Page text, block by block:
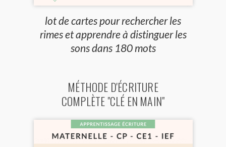
lot de cartes pour rechercher les
rimes et apprendre à distinguer les
sons dans 180 mots
MÉTHODE D'ÉCRITURE
COMPLÈTE "CLÉ EN MAIN"